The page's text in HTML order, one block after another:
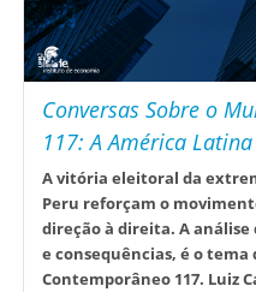
Conversas Sobre o
117: A América
A vitória eleitoral da
Peru reforçam o
direção à direita. A análise
e consequências, é o tema
Contemporâneo 117. Luiz